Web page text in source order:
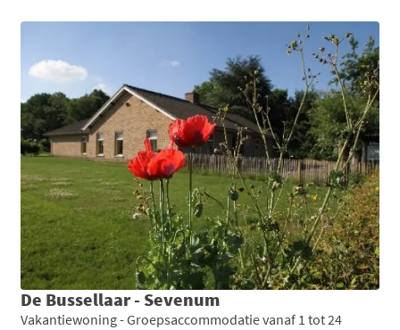
De Bussellaar - Sevenum
Vakantiewoning - Groepsaccommodatie vanaf 1 tot 24